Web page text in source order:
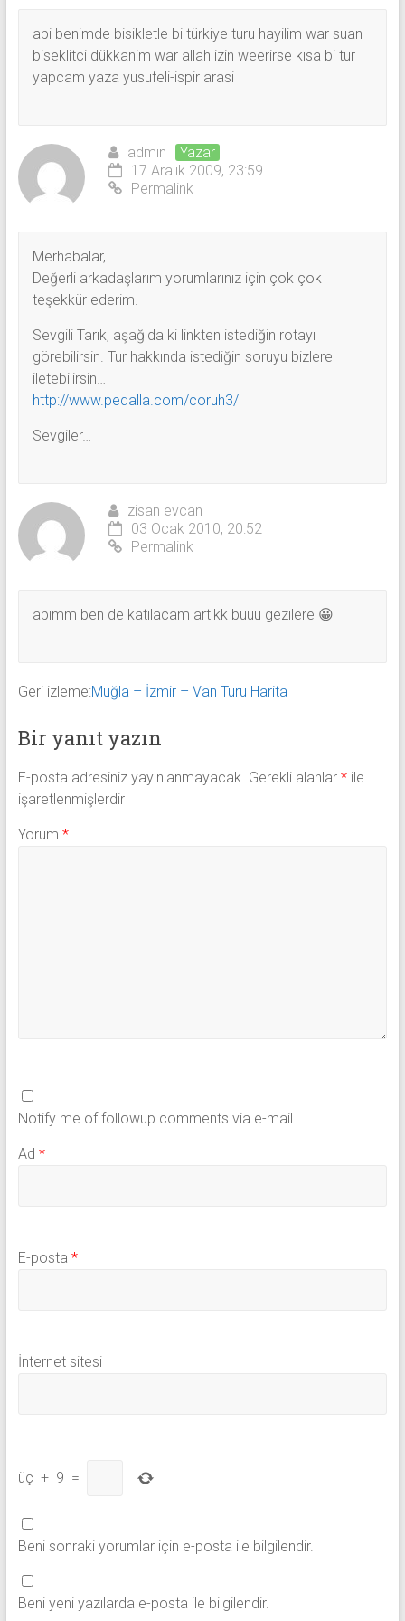
abi benimde bisikletle bi türkiye turu hayilim war suan
biseklitci dükkanim war allah izin weerirse kısa bi tur
yapcam yaza yusufeli-ispir arasi
admin
Yazar
17 Aralık 2009, 23:59
Permalink
Merhabalar,
Değerli arkadaşlarım yorumlarınız için çok çok
teşekkür ederim.
Sevgili Tarık, aşağıda ki linkten istediğin rotayı
görebilirsin. Tur hakkında istediğin soruyu bizlere
iletebilirsin…
http://www.pedalla.com/coruh3/
Sevgiler…
zisan evcan
03 Ocak 2010, 20:52
Permalink
abımm ben de katılacam artıkk buuu gezılere 😀
Geri izleme:Muğla – İzmir – Van Turu Harita
Bir yanıt yazın
E-posta adresiniz yayınlanmayacak. Gerekli alanlar *ile
işaretlenmişlerdir
Yorum *
Notify me of followup comments via e-mail
Ad *
E-posta *
İnternet sitesi
üç + 9 =
Beni sonraki yorumlar için e-posta ile bilgilendir.
Beni yeni yazılarda e-posta ile bilgilendir.